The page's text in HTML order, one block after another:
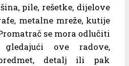
pile, rešetke, dijelove
metalne mreže, kutije
se mora odlučiti
ove radove,
detalj ili pak